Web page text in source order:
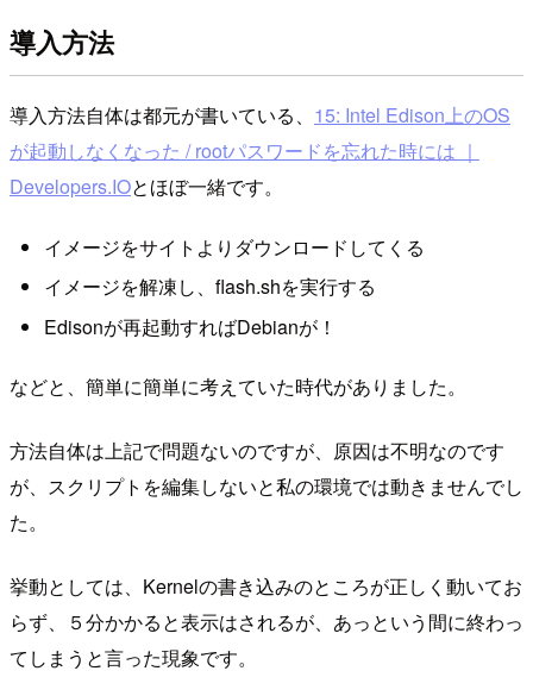
導入方法
導入方法自体は都元が書いている、 15: Intel Edison上のOS
が起動しなくなった / rootパスワードを忘れた時には ｜
Developers.IOとほぼ一緒です。
イメージをサイトよりダウンロードしてくる
イメージを解凍し、flash.shを実行する
Edisonが再起動すればDebianが！
などと、簡単に簡単に考えていた時代がありました。
方法自体は上記で問題ないのですが、原因は不明なのです
が、スクリプトを編集しないと私の環境では動きませんでし
た。
挙動としては、Kernelの書き込みのところが正しく動いてお
らず、５分かかると表示はされるが、あっという間に終わっ
てしまうと言った現象です。